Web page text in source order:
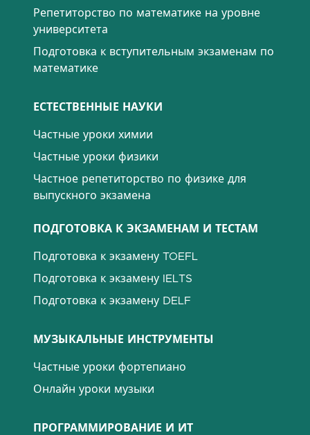
Репетиторство по математике на уровне
университета
Подготовка к вступительным экзаменам по
математике
ЕСТЕСТВЕННЫЕ НАУКИ
Частные уроки химии
Частные уроки физики
Частное репетиторство по физике для
выпускного экзамена
ПОДГОТОВКА К ЭКЗАМЕНАМ И ТЕСТАМ
Подготовка к экзамену TOEFL
Подготовка к экзамену IELTS
Подготовка к экзамену DELF
МУЗЫКАЛЬНЫЕ ИНСТРУМЕНТЫ
Частные уроки фортепиано
Онлайн уроки музыки
ПРОГРАММИРОВАНИЕ И ИТ